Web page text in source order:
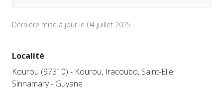
Dernière mise à jour le 04 juillet 2025
Localité
Kourou (97310) - Kourou, Iracoubo, Saint-Elie,
Sinnamary - Guyane